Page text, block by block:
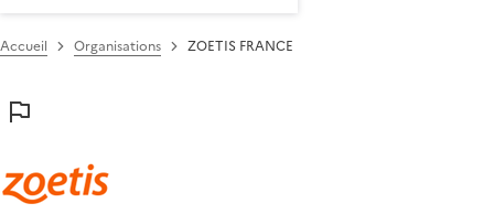
Accueil Organisations ZOETIS FRANCE